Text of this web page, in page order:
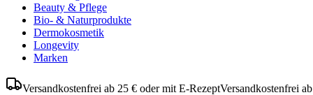
Beauty & Pflege
Bio- & Naturprodukte
Dermokosmetik
Longevity
Marken
Versandkostenfrei ab 25 € oder mit E-RezeptVersandkostenfrei